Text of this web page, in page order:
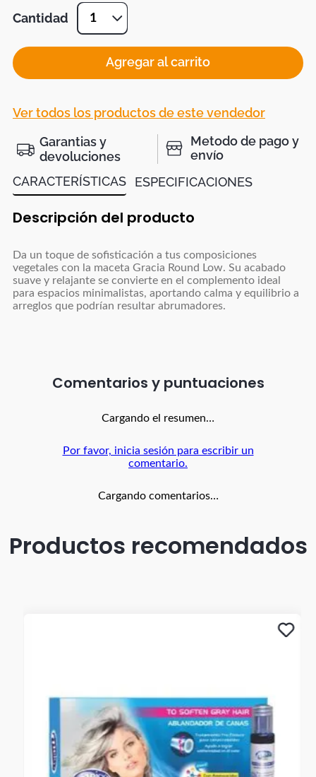
Cantidad 1
Agregar al carrito
Ver todos los productos de este vendedor
Garantias y
devoluciones
Metodo de pago y
envío
CARACTERÍSTICAS
ESPECIFICACIONES
Descripción del producto
Da un toque de sofisticación a tus composiciones
vegetales con la maceta Gracia Round Low. Su acabado
suave y relajante se convierte en el complemento ideal
para espacios minimalistas, aportando calma y equilibrio a
arreglos que podrían resultar abrumadores.
Comentarios
Cargando el resumen…
Por favor, inicia sesión para escribir un
comentario.
Cargando comentarios…
Productos recomendados